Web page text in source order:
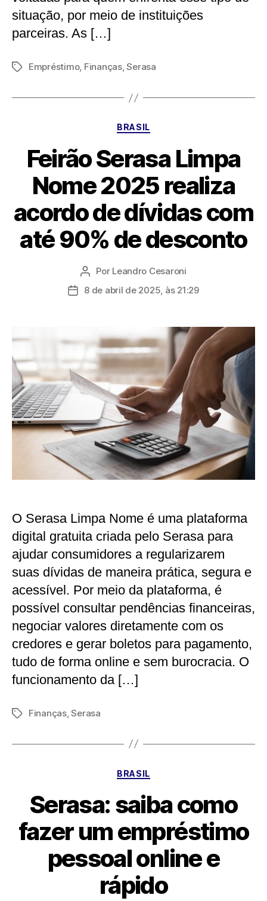
situação, por meio de instituições
parceiras. As […]
TagsEmpréstimo, Finanças,Serasa
Categorias
BRASIL
Feirão Serasa Limpa
Nome 2025 realiza
acordo de dívidas com
até 90% de desconto
Autor
do
Por Leandro Cesaroni
Data8 de abril de 2025, às 21:29
O Serasa Limpa Nome é uma plataforma
digital gratuita criada pelo Serasa para
ajudar consumidores a regularizarem
suas dívidas de maneira prática, segura e
acessível. Por meio da plataforma, é
possível consultar pendências financeiras,
negociar valores diretamente com os
credores e gerar boletos para pagamento,
tudo de forma online e sem burocracia. O
funcionamento da […]
TagsFinanças,Serasa
Categorias
BRASIL
Serasa: saiba como
fazer um empréstimo
pessoal online e
rápido